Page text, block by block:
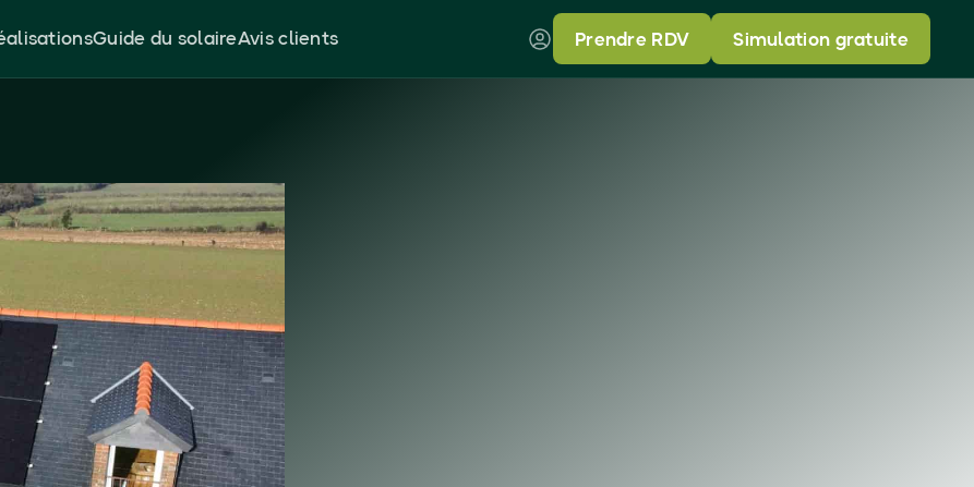
Guide du solaireAvis clients Prendre RDV Simulation gratuite
10 ans
Retour sur investissement